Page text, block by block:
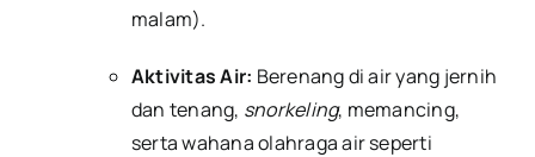
malam).
Aktivitas Air: Berenang di air yang jernih
dan tenang, snorkeling, memancing,
serta wahana olahraga air seperti